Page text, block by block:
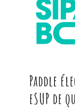
Paddle
eSUP de